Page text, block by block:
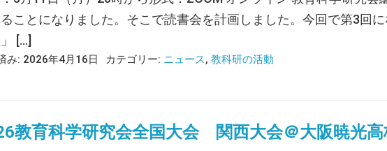
ことになりました。そこで読書会を計画しました。今回で第3回
[…]
み: 2026年4月16日 カテゴリー: ニュース, 教科研の活動
教育科学研究会全国大会 関西大会＠大阪暁光